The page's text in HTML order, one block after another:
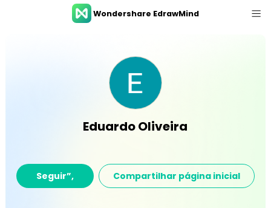
Wondershare EdrawMind
Conecte-se
FAZER LOGIN
Eduardo Oliveira
Seguir”, Compartilhar página inicial